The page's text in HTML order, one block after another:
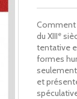
Comment
du XIIIe
tentative
formes
et